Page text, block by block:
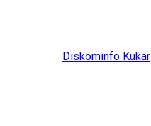
Diskominfo Kukar